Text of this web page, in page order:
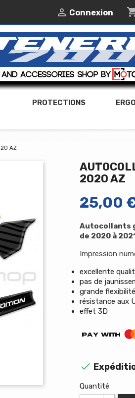
 Connexion
PROTECTIONS
AZ
2020 AZ
25,00
Autocollants
de 2020 à
Impression
excellente
pas de
grande flexibilité
résistance aux
effet 3D

Quantité